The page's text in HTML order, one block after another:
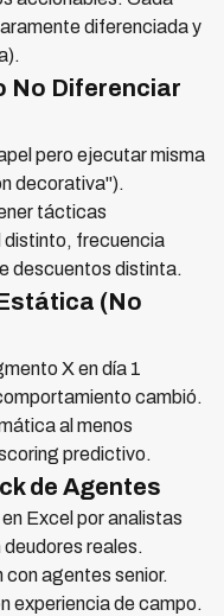
diferenciada y
No Diferenciar
pero ejecutar misma
decorativa").
tácticas
distinto, frecuencia
descuentos distinta.
(No
X en día 1
cambió.
al menos
predictivo.
de Agentes
Excel por analistas
reales.
agentes senior.
experiencia de campo.